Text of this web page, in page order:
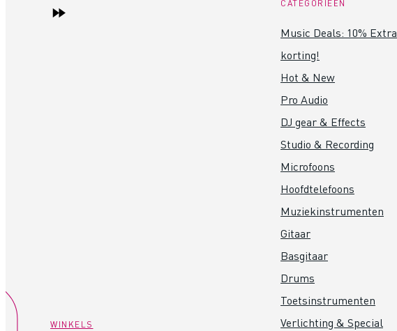
WINKELS
CATEGORIEËN
Music Deals: 10% Extra
korting!
Hot & New
Pro Audio
DJ gear & Effects
Studio & Recording
Microfoons
Hoofdtelefoons
Muziekinstrumenten
Gitaar
Basgitaar
Drums
Toetsinstrumenten
Verlichting & Special